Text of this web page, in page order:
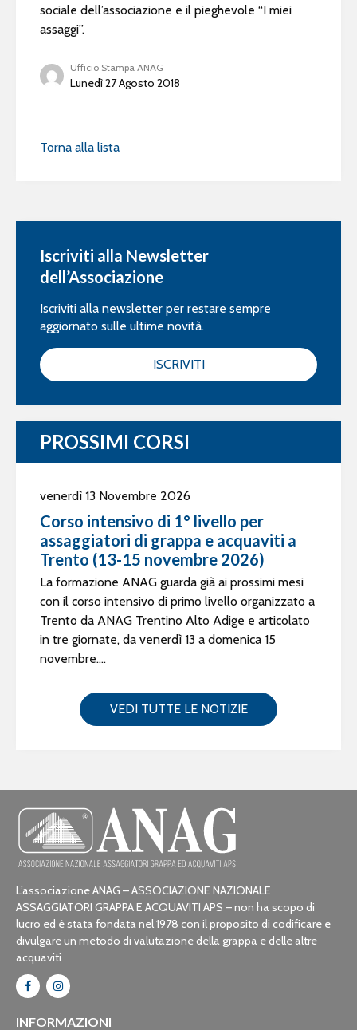
sociale dell’associazione e il pieghevole “I miei
assaggi”.
Ufficio Stampa ANAG
Lunedì 27 Agosto 2018
Torna alla lista
Iscriviti alla Newsletter
dell’Associazione
Iscriviti alla newsletter per restare sempre
aggiornato sulle ultime novità.
ISCRIVITI
PROSSIMI CORSI
venerdì 13 Novembre 2026
Corso intensivo di 1° livello per
assaggiatori di grappa e acquaviti a
Trento (13-15 novembre 2026)
La formazione ANAG guarda già ai prossimi mesi
con il corso intensivo di primo livello organizzato a
Trento da ANAG Trentino Alto Adige e articolato
in tre giornate, da venerdì 13 a domenica 15
novembre....
VEDI TUTTE LE NOTIZIE
L’associazione ANAG – ASSOCIAZIONE NAZIONALE
ASSAGGIATORI GRAPPA E ACQUAVITI APS – non ha scopo di
lucro ed è stata fondata nel 1978 con il proposito di codificare e
divulgare un metodo di valutazione della grappa e delle altre
acquaviti
INFORMAZIONI